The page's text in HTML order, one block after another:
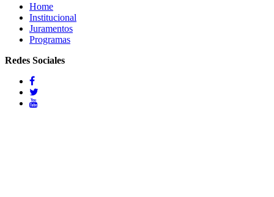
Home
Institucional
Juramentos
Programas
Redes Sociales